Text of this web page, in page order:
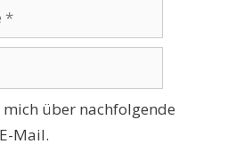
über nachfolgende
Mail.